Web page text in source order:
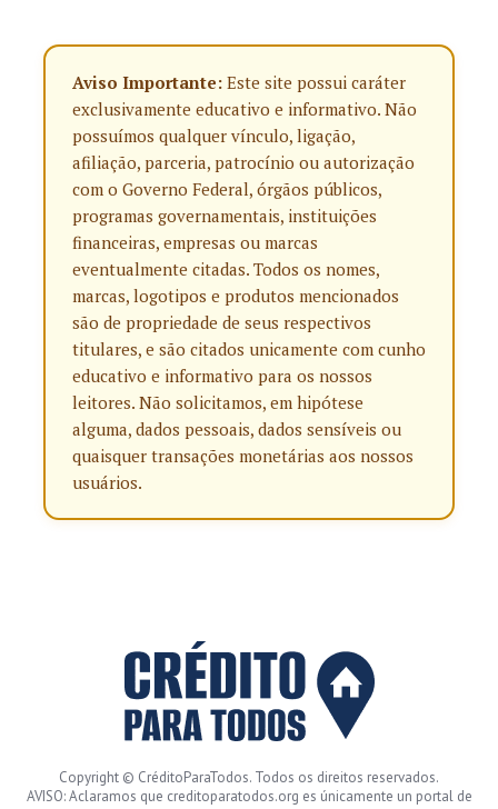
Aviso Importante: Este site possui caráter
exclusivamente educativo e informativo. Não
possuímos qualquer vínculo, ligação,
afiliação, parceria, patrocínio ou autorização
com o Governo Federal, órgãos públicos,
programas governamentais, instituições
financeiras, empresas ou marcas
eventualmente citadas. Todos os nomes,
marcas, logotipos e produtos mencionados
são de propriedade de seus respectivos
titulares, e são citados unicamente com cunho
educativo e informativo para os nossos
leitores. Não solicitamos, em hipótese
alguma, dados pessoais, dados sensíveis ou
quaisquer transações monetárias aos nossos
usuários.
Copyright © CréditoParaTodos. Todos os direitos reservados.
AVISO: Aclaramos que creditoparatodos.org es únicamente un portal de